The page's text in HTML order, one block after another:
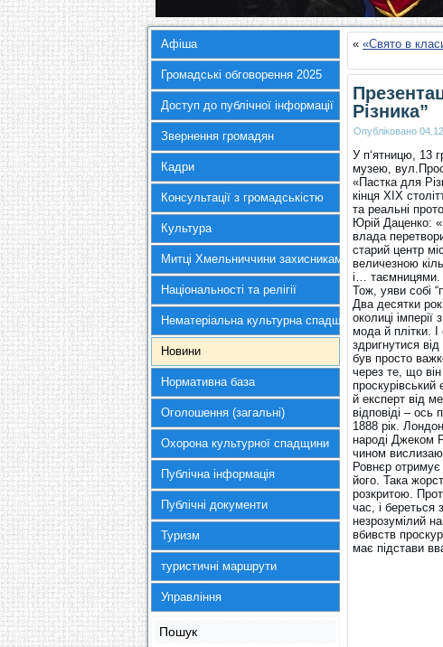
Афіша
Громадські обговорення 2025
Доступ до публічної інформації
Звернення громадян
Кадри
Консультації з громадськістю
Культура
Митці Хмельниччини захисникам України
Національності та релігії
Нематеріальна культурна спадщина
Новини
Нормативна база
Оголошення (загальні)
Охорона культурної спадщини
Публічна інформація
Публічні документи
Туризм
туристичні маршрути
Управління
Пошук
« «Свято в
Різника”
Опубліковано
У п‘ятницю, 13
музею,
«Пастка для
кінця ХІХ
та реальні
Юрій Даценко:
влада
старий центр
величезною
і… таємницями.
Тож, уяви собі
Два десятки
околиці
мода й плітки.
здригнутися
був просто
через те, що
проскурівський
й експерт від
відповіді –
1888 рік.
народі Джеком
чином
Ровнєр отримує
його. Така
розкритою.
час, і береться
незрозумілий
вбивств
має підстави